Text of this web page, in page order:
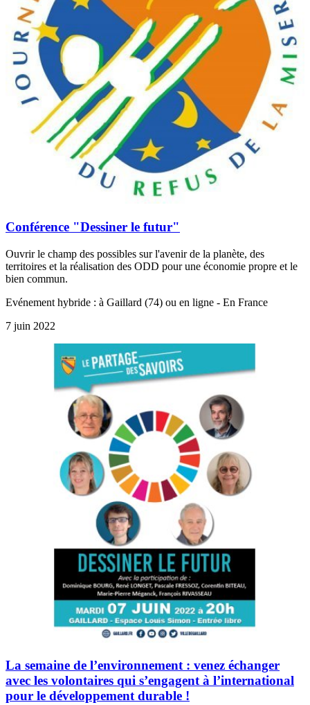
Conférence "Dessiner le futur"
Ouvrir le champ des possibles sur l'avenir de la planète, des
territoires et la réalisation des ODD pour une économie propre et le
bien commun.
Evénement hybride : à Gaillard (74) ou en ligne - En France
7 juin 2022
La semaine de l’environnement : venez échanger
avec les volontaires qui s’engagent à l’international
pour le développement durable !